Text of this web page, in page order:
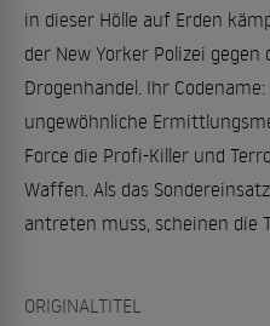
in dieser Hölle auf Erden
der New Yorker Polizei
Drogenhandel. Ihr
ungewöhnliche
Force die Profi-Killer und
Waffen. Als das
antreten muss, scheinen die
ORIGINALTITEL